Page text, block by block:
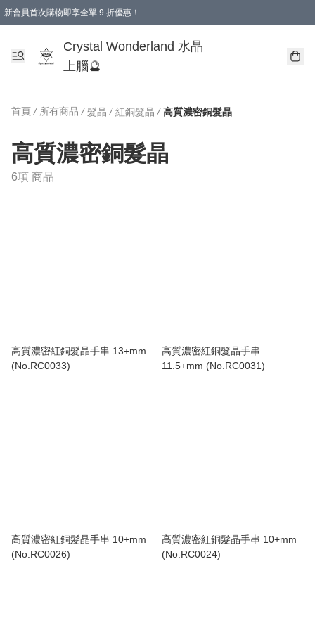
新會員首次購物即享全單 9 折優惠！
Crystal Wonderland 水晶
上腦🔮
首頁 / 所有商品 / 髮晶 / 紅銅髮晶 / 高質濃密銅髮晶
高質濃密銅髮晶
6項 商品
高質濃密紅銅髮晶手串 13+mm
(No.RC0033)
高質濃密紅銅髮晶手串
11.5+mm (No.RC0031)
高質濃密紅銅髮晶手串 10+mm
(No.RC0026)
高質濃密紅銅髮晶手串 10+mm
(No.RC0024)